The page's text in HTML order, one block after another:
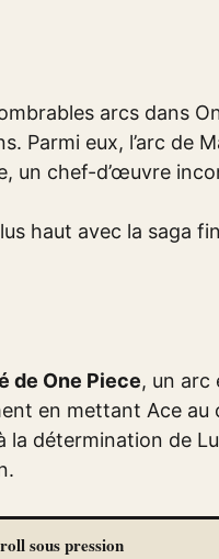
arcs dans
Parmi eux, l’arc de
un chef-d’œuvre
haut avec la saga
de One Piece, un arc
en mettant Ace au
la détermination de
sous pression